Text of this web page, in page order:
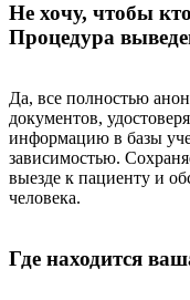
Не хочу, чтобы
Процедура
Да, все полностью
документов,
информацию в базы
зависимостью.
выезде к пациенту и
человека.
Где находится